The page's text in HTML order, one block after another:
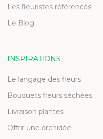
Les fleuristes référencés
Le Blog
INSPIRATIONS
Le langage des fleurs
Bouquets fleurs séchées
Livraison plantes
Offrir une orchidée